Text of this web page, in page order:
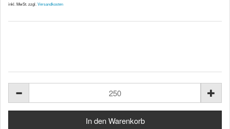
inkl. MwSt. zzgl. Versandkosten